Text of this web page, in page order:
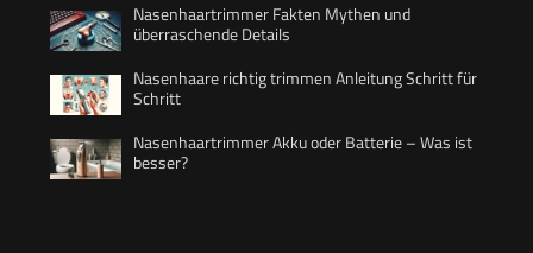
Nasenhaartrimmer Fakten Mythen und
überraschende Details
Nasenhaare richtig trimmen Anleitung Schritt für
Schritt
Nasenhaartrimmer Akku oder Batterie – Was ist
besser?